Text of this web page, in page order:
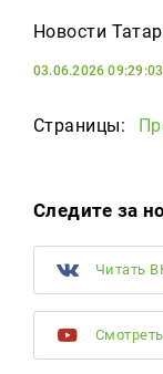
Новости
03.06.2026 09:29:03
Страницы:
Следите за
Читать